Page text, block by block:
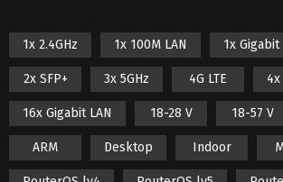
1x 2.4GHz 1x 100M LAN 1x Gigabit
2x SFP+ 3x 5GHz 4G LTE 4x
16x Gigabit LAN 18-28 V 18-57 V
ARM Desktop Indoor